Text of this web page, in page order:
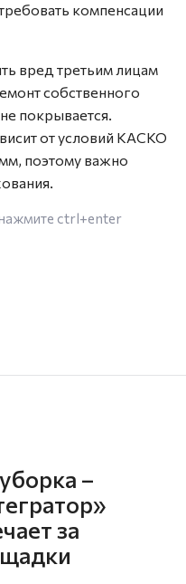
компенсации
вред третьим лицам
собственного
покрывается.
от условий КАСКО
поэтому важно
ctrl+enter
–
за